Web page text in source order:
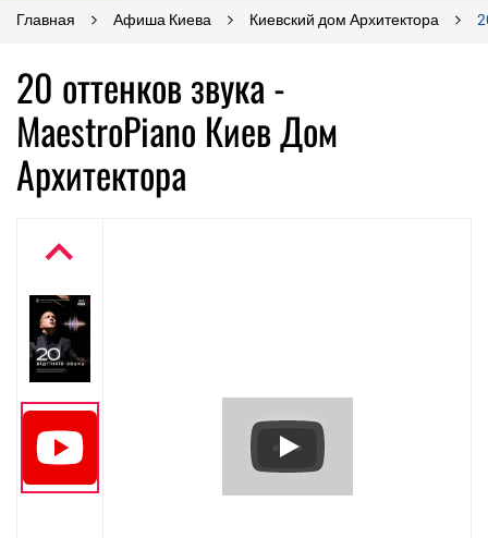
Главная Афиша Киева Киевский дом Архитектора
20 оттенков звука -
MaestroPiano Киев Дом
Архитектора